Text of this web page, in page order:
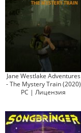
Jane Westlake Adventures
- The Mystery Train (2020)
PC | Лицензия